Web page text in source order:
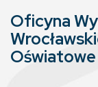
Oficyna
Oświatowe